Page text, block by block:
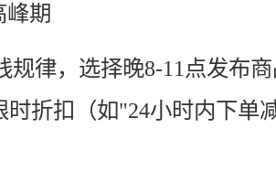
峰期
规律，选择晚8-11点发布
时折扣（如"24小时内下单